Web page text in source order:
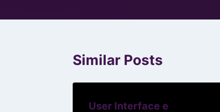
Similar Posts
User Interface e